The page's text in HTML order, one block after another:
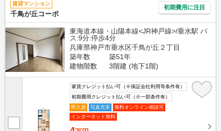
賃貸マンション
千鳥が丘コーポ
初期費用に注目
東海道本線・山陽本線<JR神戸線>/垂水駅 バ
ス:9分:停歩4分
兵庫県神戸市垂水区千鳥が丘２丁目
築年数
築51年
建物階数
3階建 (地下1階)
家賃クレジット払い可（※保証会社利用等条件有）
初期費用クレジット払い可（※一部条件有）
即入居
写真充実
無料オンライン相談可
インターネット無料